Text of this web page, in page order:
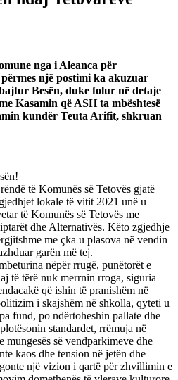
nga i Aleanca për
një postimi ka akuzuar
Besën, duke folur në detaje
Kasamin që ASH ta mbështesë
kundër Teuta Arifit, shkruan
të Komunës së Tetovës gjatë
lokale të vitit 2021 unë u
të Komunës së Tetovës me
dhe Alternativës. Këto zgjedhje
me çka u plasova në vendin
garën më tej.
nëpër rrugë, punëtorët e
të tërë nuk merrnin rroga, siguria
që ishin të pranishëm në
i skajshëm në shkolla, qyteti u
fund, po ndërtoheshin pallate dhe
standardet, rrëmuja në
mungesës së vendparkimeve dhe
kaos dhe tension në jetën dhe
një vizion i qartë për zhvillimin e